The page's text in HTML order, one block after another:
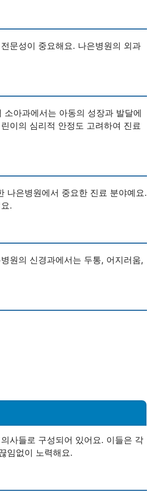
문성이 중요해요. 나은병원의 외과
아과에서는 아동의 성장과 발달에
이의 심리적 안정도 고려하여 진료
나은병원에서 중요한 진료 분야예요.
.
원의 신경과에서는 두통, 어지러움,
사들로 구성되어 있어요. 이들은 각
임없이 노력해요.